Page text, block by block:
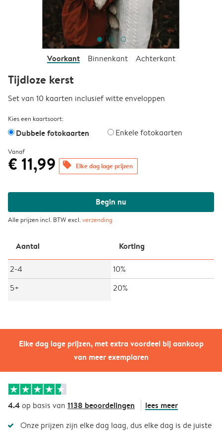
Elke dag lage prijzen, met extra voordeel bij aankoop
van meer exemplaren
Voorkant Binnenkant Achterkant
Tijdloze kerst
Set van 10 kaarten inclusief witte enveloppen
Kies een kaartsoort:
Dubbele fotokaarten Enkele fotokaarten
Vanaf
€ 11,99 offers Elke dag lage prijzen
Begin nu
Alle prijzen incl. BTW excl.verzending
Aantal Korting
2-4
10%
5+
20%
4.4op basis van 1138 beoordelingen lees meer
Onze prijzen zijn elke dag laag, dus elke dag is de juiste